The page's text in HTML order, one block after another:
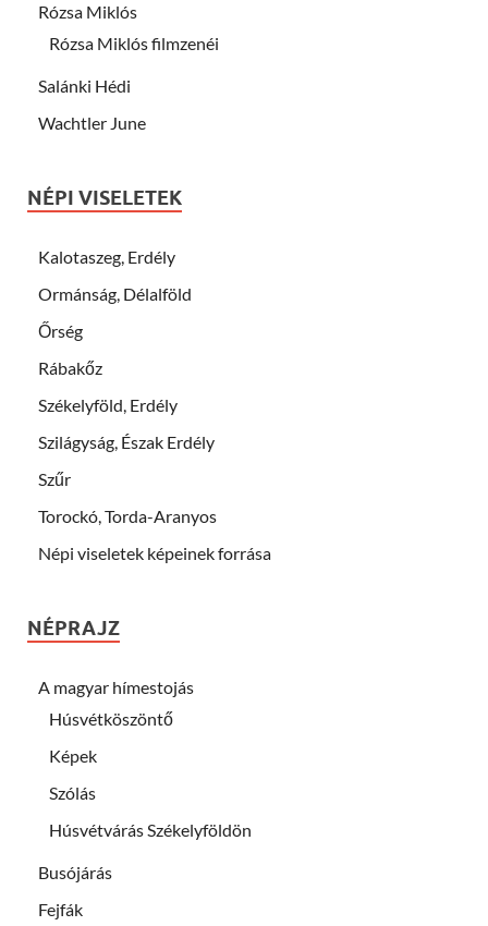
Rózsa Miklós
Rózsa Miklós filmzenéi
Salánki Hédi
Wachtler June
NÉPI VISELETEK
Kalotaszeg, Erdély
Ormánság, Délalföld
Őrség
Rábakőz
Székelyföld, Erdély
Szilágyság, Észak Erdély
Szűr
Torockó, Torda-Aranyos
Népi viseletek képeinek forrása
NÉPRAJZ
A magyar hímestojás
Húsvétköszöntő
Képek
Szólás
Húsvétvárás Székelyföldön
Busójárás
Fejfák